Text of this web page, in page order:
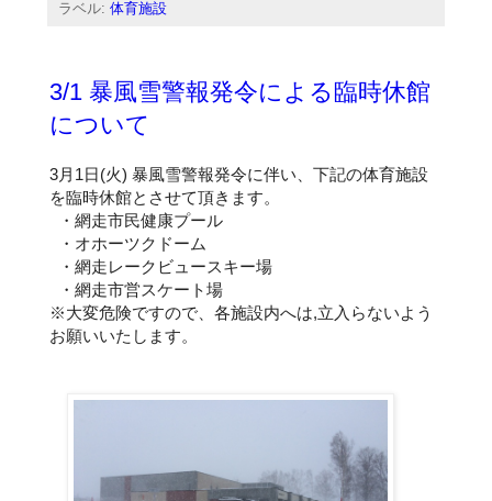
ラベル:体育施設
3/1 暴風雪警報発令による臨時休館
について
3月1日(火) 暴風雪警報発令に伴い、下記の体育施設
を臨時休館とさせて頂きます。
・網走市民健康プール
・オホーツクドーム
・網走レークビュースキー場
・網走市営スケート場
※大変危険ですので、各施設内へは,立入らないよう
お願いいたします。